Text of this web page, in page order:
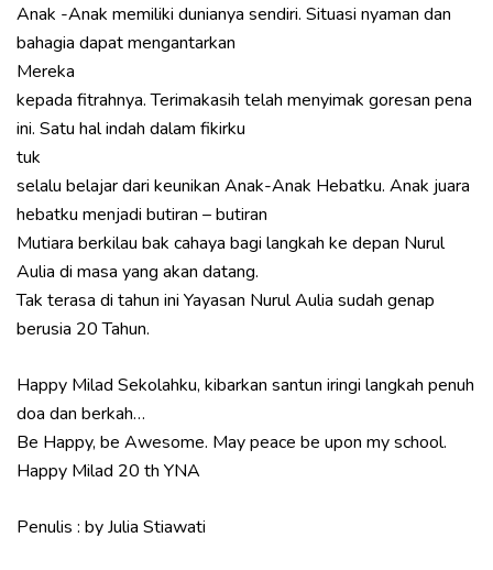
Anak -Anak memiliki dunianya sendiri. Situasi nyaman dan
bahagia dapat mengantarkan
Mereka
kepada fitrahnya. Terimakasih telah menyimak goresan pena
ini. Satu hal indah dalam fikirku
tuk
selalu belajar dari keunikan Anak-Anak Hebatku. Anak juara
hebatku menjadi butiran – butiran
Mutiara berkilau bak cahaya bagi langkah ke depan Nurul
Aulia di masa yang akan datang.
Tak terasa di tahun ini Yayasan Nurul Aulia sudah genap
berusia 20 Tahun.
Happy Milad Sekolahku, kibarkan santun iringi langkah penuh
doa dan berkah…
Be Happy, be Awesome. May peace be upon my school.
Happy Milad 20 th YNA
Penulis : by Julia Stiawati